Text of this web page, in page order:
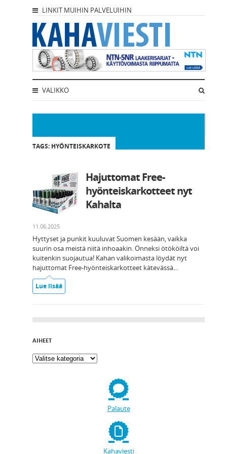
LINKIT MUIHIN PALVELUIHIN
VALIKKO
TAGS: HYÖNTEISKARKOTE
Hajuttomat Free-
hyönteiskarkotteet nyt
Kahalta
11.06.2025
Hyttyset ja punkit kuuluvat Suomen kesään, vaikka
suurin osa meistä niitä inhoaakin. Onneksi ötököiltä voi
kuitenkin suojautua! Kahan valikoimasta löydät nyt
hajuttomat Free-hyönteiskarkotteet kätevässä…
Lue lisää
AIHEET
Palaute
Kahaviesti